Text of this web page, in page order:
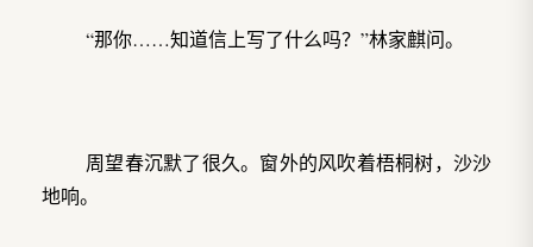
“那你……知道信上写了什么吗？”林家麒问。
周望春沉默了很久。窗外的风吹着梧桐树，沙沙
地响。